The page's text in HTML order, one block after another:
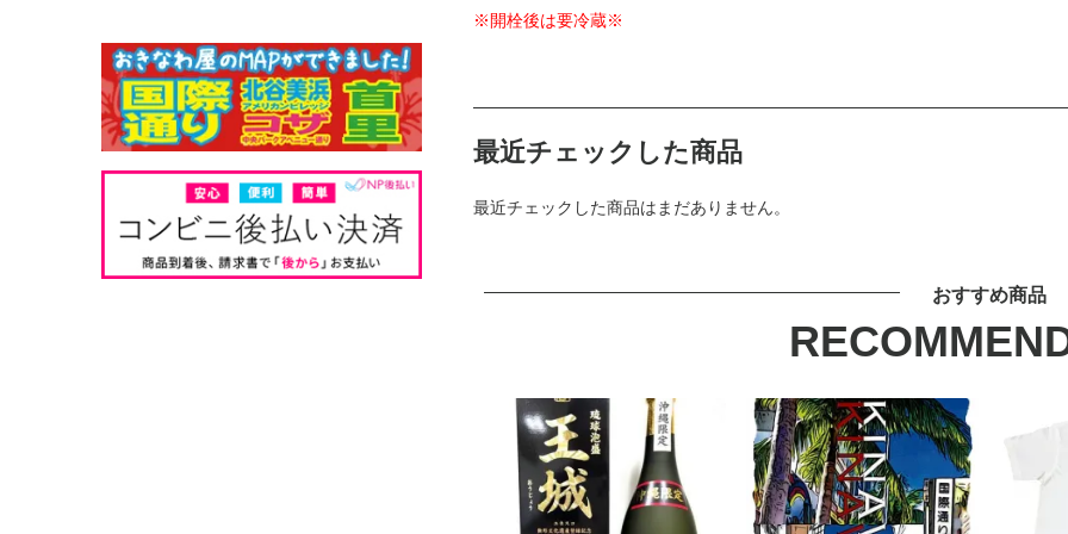
※開栓後は要冷蔵※
最近チェックした商品
最近チェックした商品はまだありません。
おすすめ商品